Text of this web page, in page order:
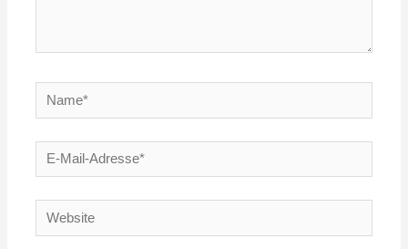
Name*
E-
Mail-
Adresse*
Website